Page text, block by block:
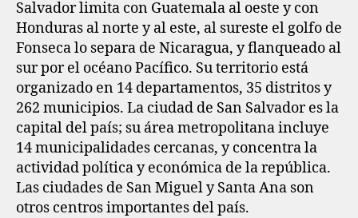
Salvador limita con Guatemala al oeste y con
Honduras al norte y al este, al sureste el golfo de
Fonseca lo separa de Nicaragua, y flanqueado al
sur por el océano Pacífico. Su territorio está
organizado en 14 departamentos, 35 distritos y
262 municipios. ​La ciudad de San Salvador es la
capital del país; su área metropolitana incluye
14 municipalidades cercanas, y concentra la
actividad política y económica de la república.
Las ciudades de San Miguel y Santa Ana son
otros centros importantes del país.